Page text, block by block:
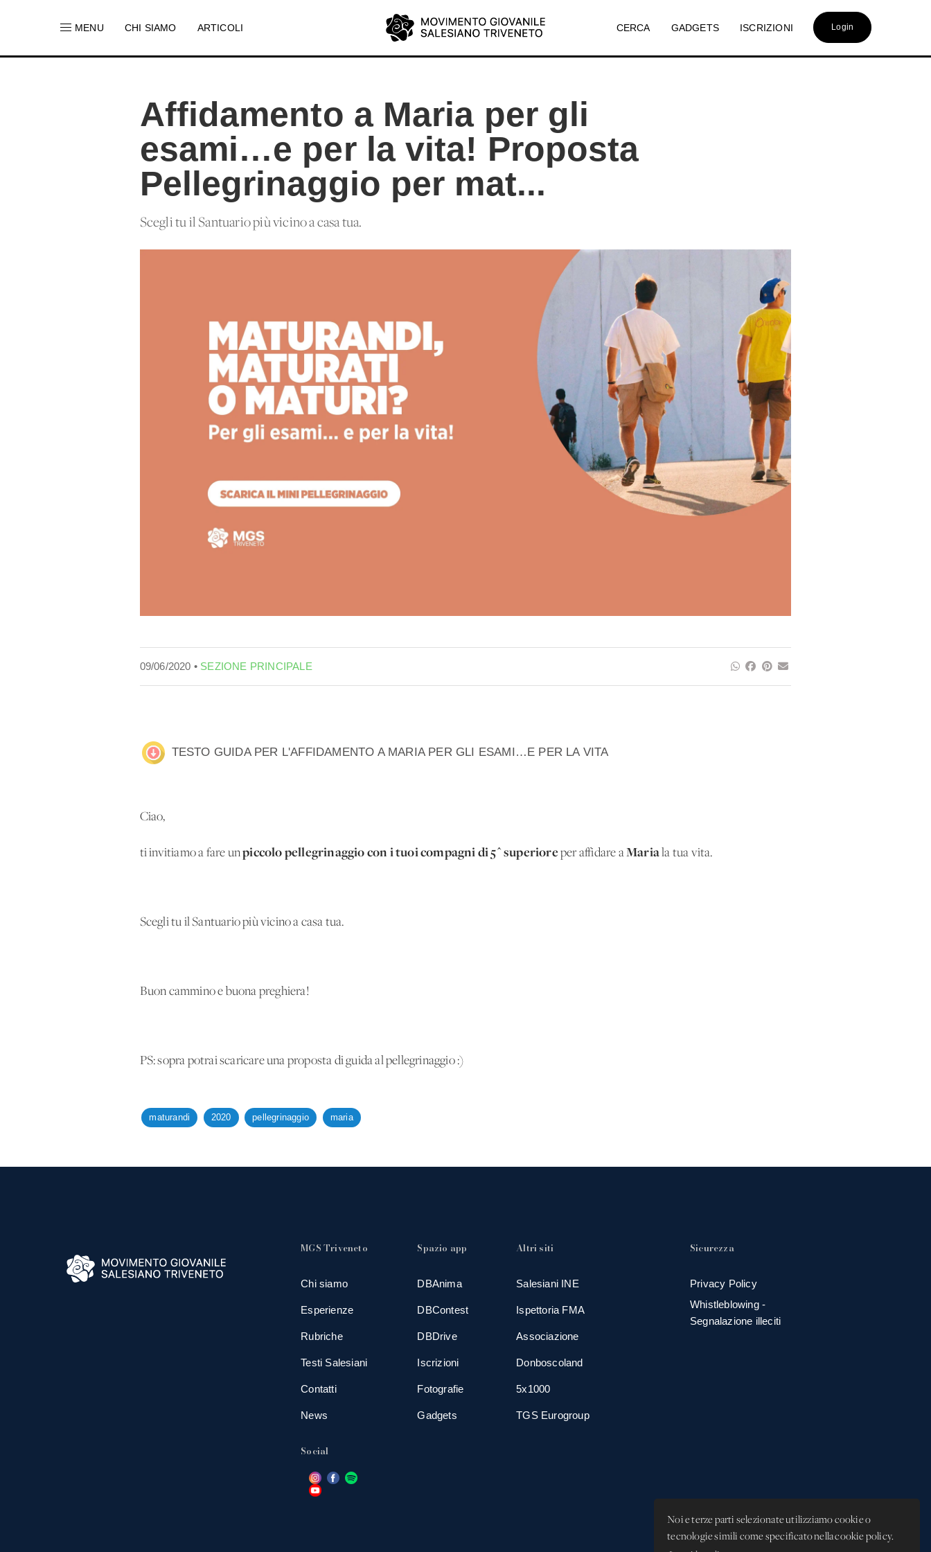
Noi e terze parti selezionate utilizziamo cookie o
tecnologie simili come specificato nella cookie policy.
MENU CHI SIAMO ARTICOLI CERCA GADGETS ISCRIZIONI Login
Affidamento a Maria per gli
esami…e per la vita! Proposta
Pellegrinaggio per mat...
Scegli tu il Santuario più vicino a casa tua.
09/06/2020 • SEZIONE PRINCIPALE
TESTO GUIDA PER L'AFFIDAMENTO A MARIA PER GLI ESAMI…E PER LA VITA
Ciao,
ti invitiamo a fare unpiccolo pellegrinaggio con i tuoi compagni di 5^ superioreper affidare aMariala tua vita.
Scegli tu il Santuario più vicino a casa tua.
Buon cammino e buona preghiera!
PS: sopra potrai scaricare una proposta di guida al pellegrinaggio :)
maturandi 2020 pellegrinaggio maria
MGS Triveneto
Chi siamo
Esperienze
Rubriche
Testi Salesiani
Contatti
News
Social
Spazio app
DBAnima
DBContest
DBDrive
Iscrizioni
Fotografie
Gadgets
Altri siti
Salesiani INE
Ispettoria FMA
Associazione
Donboscoland
5x1000
TGS Eurogroup
Sicurezza
Privacy Policy
Whistleblowing -
Segnalazione illeciti